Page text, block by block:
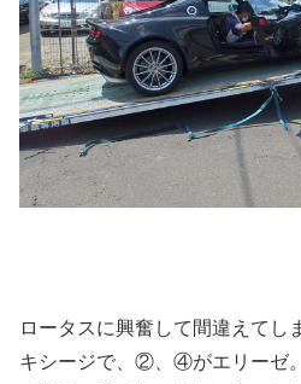
ロータスに興奮して間違えて
キシージで、②、④がエリーゼ